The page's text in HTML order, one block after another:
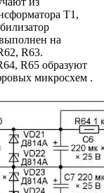
T1,
на
R63.
R65 образуют
микросхем .